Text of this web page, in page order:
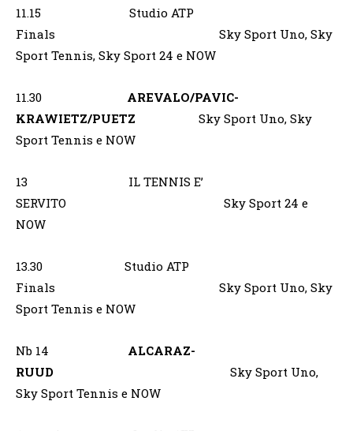
11.15 Studio ATP
Finals Sky Sport Uno, Sky
Sport Tennis, Sky Sport 24 e NOW
11.30 AREVALO/PAVIC-
KRAWIETZ/PUETZ Sky Sport Uno, Sky
Sport Tennis e NOW
13 IL TENNIS E’
SERVITO Sky Sport 24 e
NOW
13.30 Studio ATP
Finals Sky Sport Uno, Sky
Sport Tennis e NOW
Nb 14 ALCARAZ-
RUUD Sky Sport Uno,
Sky Sport Tennis e NOW